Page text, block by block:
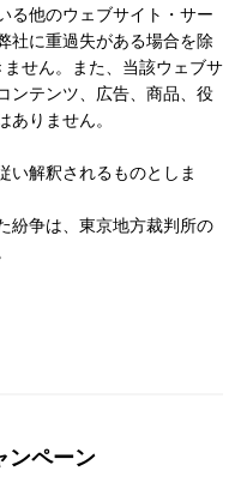
る他のウェブサイト・サー
社に重過失がある場合を除
せん。また、当該ウェブサ
ンテンツ、広告、商品、役
りません。
い解釈されるものとしま
紛争は、東京地方裁判所の
ンペーン